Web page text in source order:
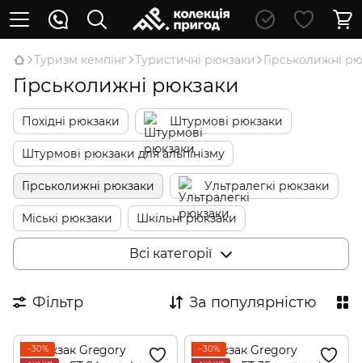
Туризм кемпінг Туристичні рюкзаки Гірськолижні
Гірськолижні рюкзаки
Похідні рюкзаки Штурмові рюкзаки
Штурмові рюкзаки для альпінізму
Гірськолижні рюкзаки Ультралегкі рюкзаки
Міські рюкзаки Шкільні рюкзаки
Дитячі переноски
Всі категорії
Фільтр За популярністю
−30%
−30%